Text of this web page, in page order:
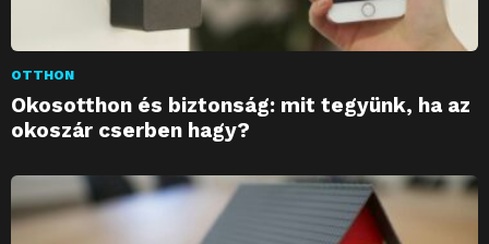
OTTHON
Okosotthon és biztonság: mit tegyünk, ha az
okoszár cserben hagy?